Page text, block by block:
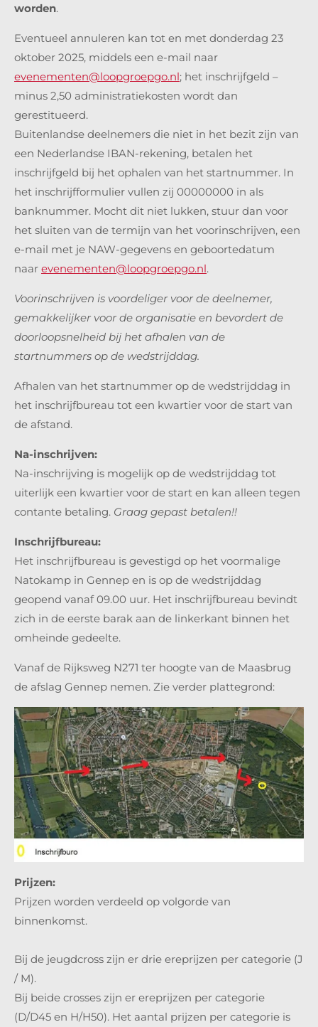
worden.
Eventueel annuleren kan tot en met donderdag 23
oktober 2025, middels een e-mail naar
evenementen@loopgroepgo.nl; het inschrijfgeld –
minus 2,50 administratiekosten wordt dan
gerestitueerd.
Buitenlandse deelnemers die niet in het bezit zijn van
een Nederlandse IBAN-rekening, betalen het
inschrijfgeld bij het ophalen van het startnummer. In
het inschrijfformulier vullen zij 00000000 in als
banknummer. Mocht dit niet lukken, stuur dan voor
het sluiten van de termijn van het voorinschrijven, een
e-mail met je NAW-gegevens en geboortedatum
naar evenementen@loopgroepgo.nl.
Voorinschrijven is voordeliger voor de deelnemer,
gemakkelijker voor de organisatie en bevordert de
doorloopsnelheid bij het afhalen van de
startnummers op de wedstrijddag.
Afhalen van het startnummer op de wedstrijddag in
het inschrijfbureau tot een kwartier voor de start van
de afstand.
Na-inschrijven:
Na-inschrijving is mogelijk op de wedstrijddag tot
uiterlijk een kwartier voor de start en kan alleen tegen
contante betaling. Graag gepast betalen!!
Inschrijfbureau:
Het inschrijfbureau is gevestigd op het voormalige
Natokamp in Gennep en is op de wedstrijddag
geopend vanaf 09.00 uur. Het inschrijfbureau bevindt
zich in de eerste barak aan de linkerkant binnen het
omheinde gedeelte.
Vanaf de Rijksweg N271 ter hoogte van de Maasbrug
de afslag Gennep nemen. Zie verder plattegrond:
Prijzen:
Prijzen worden verdeeld op volgorde van
binnenkomst.
Bij de jeugdcross zijn er drie ereprijzen per categorie (J
/ M).
Bij beide crosses zijn er ereprijzen per categorie
(D/D45 en H/H50). Het aantal prijzen per categorie is